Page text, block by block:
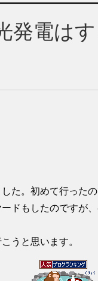
発電は
た。初めて行った
ドもしたのですが
うと思います。